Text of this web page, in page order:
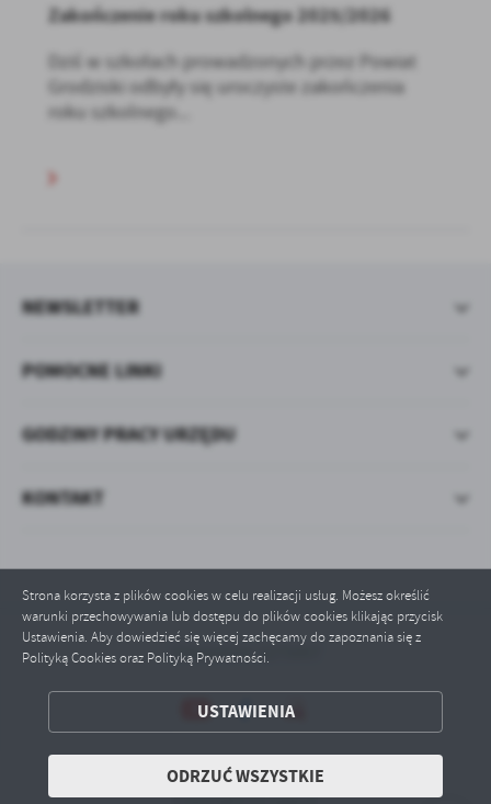
Strona korzysta z plików cookies w celu realizacji usług. Możesz określić
warunki przechowywania lub dostępu do plików cookies klikając przycisk
Ustawienia. Aby dowiedzieć się więcej zachęcamy do zapoznania się z
Polityką Cookies oraz Polityką Prywatności.
USTAWIENIA
ODRZUĆ WSZYSTKIE
ZAPISZ WYBRANE
ODRZUĆ WSZYSTKIE
Zakończenie roku szkolnego 2025/2026
Dziś w szkołach prowadzonych przez Powiat
Grodziski odbyły się uroczyste zakończenia
roku szkolnego...
POMOCNE LINKI
NEWSLETTER
GODZINY PRACY URZĘDU
KONTAKT
Odwiedzin: 1275007